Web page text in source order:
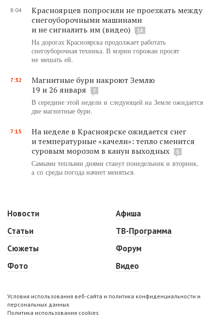
8:04
Красноярцев попросили не проезжать между
снегоуборочными машинами
и не сигналить им (видео)
14
На дорогах Красноярска продолжает работать
снегоуборочная техника. В мэрии горожан просят
не мешать ей.
7:32
Магнитные бури накроют Землю
19 и 26 января
7
В середине этой недели и следующей на Земле ожидается
две магнитные бури.
7:15
На неделе в Красноярске ожидается снег
и температурные «качели»: тепло сменится
суровым морозом в канун выходных
5
Самыми теплыми днями станут понедельник и вторник,
а со среды погода начнет меняться.
Новости
Статьи
Сюжеты
Фото
Афиша
ТВ-Программа
Форум
Видео
Условия использования веб-сайта и политика конфиденциальности и
персональных данных
Политика использования cookies